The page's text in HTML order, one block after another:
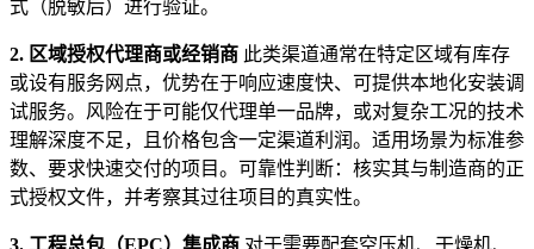
式（脱敏后）进行验证。
2. 区域授权代理商或经销商 此类渠道通常在特定区域有库存
或设有服务网点，优势在于响应速度快、可提供本地化安装调
试服务。风险在于可能仅代理单一品牌，或对复杂工况的技术
理解深度不足，且价格包含一定渠道利润。适用场景为标准参
数、要求快速交付的项目。可靠性判断：核实其与制造商的正
式授权文件，并考察其过往项目的真实性。
3. 工程总包（EPC）集成商 对于需要配套空压机、干燥机、